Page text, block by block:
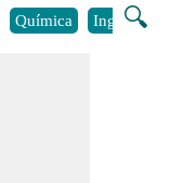
🔍
Química Ingenieria